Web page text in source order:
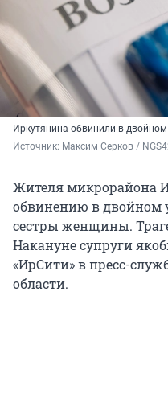
Иркутянина обвинили в двойном
Источник: Максим Серков /
Жителя микрорайона
обвинению в двойном
сестры женщины.
Накануне супруги
«ИрСити» в пресс-
области.